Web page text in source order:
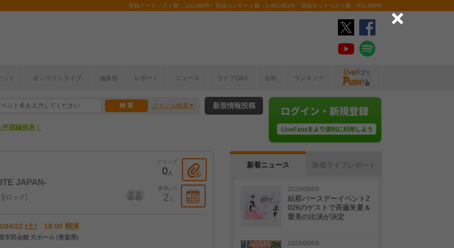
登録アーティスト数：126,686件 登録コンサート数：1,493,451件 登録セットリスト数：472,488件
ット オンラインライブ 編集部 レポート ニュース ライブQ&A 企画 ランキング
ジャンル検索
こから！
期編発表！
新規情報投稿
JAPAN-
クリップ
0人
参加した
2 人
ロック
04/22 (土) 18:00 開演
市民会館 大ホール (青森県)
新着ニュース 新着ライブレポート
2026/08/08
結那バースデーイベント2
026のゲストで斉藤朱夏＆
愛美の出演が決定
2026/08/08